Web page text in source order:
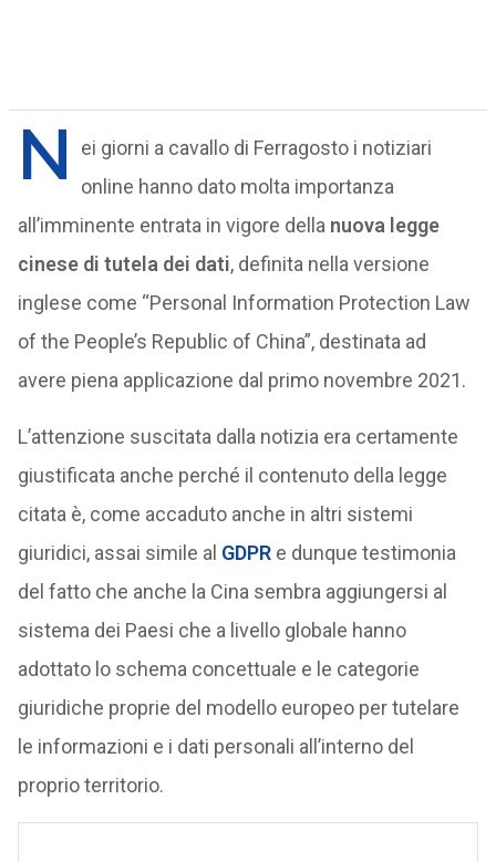
N
ei giorni a cavallo di Ferragosto i notiziari
online hanno dato molta importanza
all’imminente entrata in vigore della nuova legge
cinese di tutela dei dati, definita nella versione
inglese come “Personal Information Protection Law
of the People’s Republic of China”, destinata ad
avere piena applicazione dal primo novembre 2021.
L’attenzione suscitata dalla notizia era certamente
giustificata anche perché il contenuto della legge
citata è, come accaduto anche in altri sistemi
giuridici, assai simile al GDPR e dunque testimonia
del fatto che anche la Cina sembra aggiungersi al
sistema dei Paesi che a livello globale hanno
adottato lo schema concettuale e le categorie
giuridiche proprie del modello europeo per tutelare
le informazioni e i dati personali all’interno del
proprio territorio.